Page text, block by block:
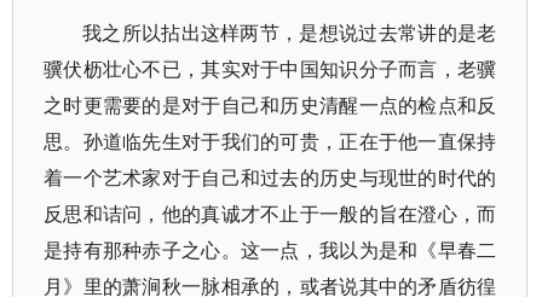
我之所以拈出这样两节，是想说过去常讲的是老
骥伏枥壮心不已，其实对于中国知识分子而言，老骥
之时更需要的是对于自己和历史清醒一点的检点和反
思。孙道临先生对于我们的可贵，正在于他一直保持
着一个艺术家对于自己和过去的历史与现世的时代的
反思和诘问，他的真诚才不止于一般的旨在澄心，而
是持有那种赤子之心。这一点，我以为是和《早春二
月》里的萧涧秋一脉相承的，或者说其中的矛盾彷徨